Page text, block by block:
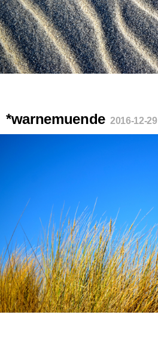
*warnemuende 2016-12-29